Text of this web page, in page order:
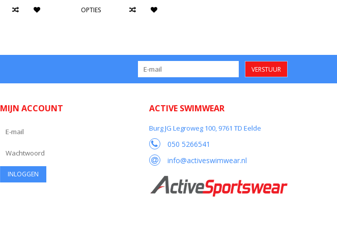
OPTIES
VERSTUUR
MIJN ACCOUNT ACTIVE SWIMWEAR
Burg JG Legroweg 100, 9761 TD Eelde
050 5266541
info@activeswimwear.nl